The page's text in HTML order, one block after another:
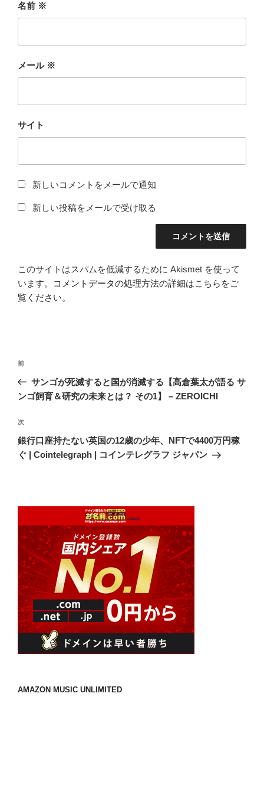
名前 ※
メール ※
サイト
新しいコメントをメールで通知
新しい投稿をメールで受け取る
このサイトはスパムを低減するために Akismet を使って
います。
コメントデータの処理方法の詳細はこちらをご
覧ください。
投
ナ
ゲ
ー
シ
前
の
投
前
サンゴが死滅すると国が消滅する【高倉葉太が語る サ
ンゴ飼育＆研究の未来とは？ その1】 – ZEROICHI
次
の
投
次
銀行口座持たない英国の12歳の少年、NFTで4400万円稼
ぐ | Cointelegraph | コインテレグラフ ジャパン
AMAZON MUSIC UNLIMITED